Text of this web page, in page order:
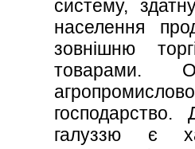
систему,
населення
зовнішню
товарами.
галуззю є